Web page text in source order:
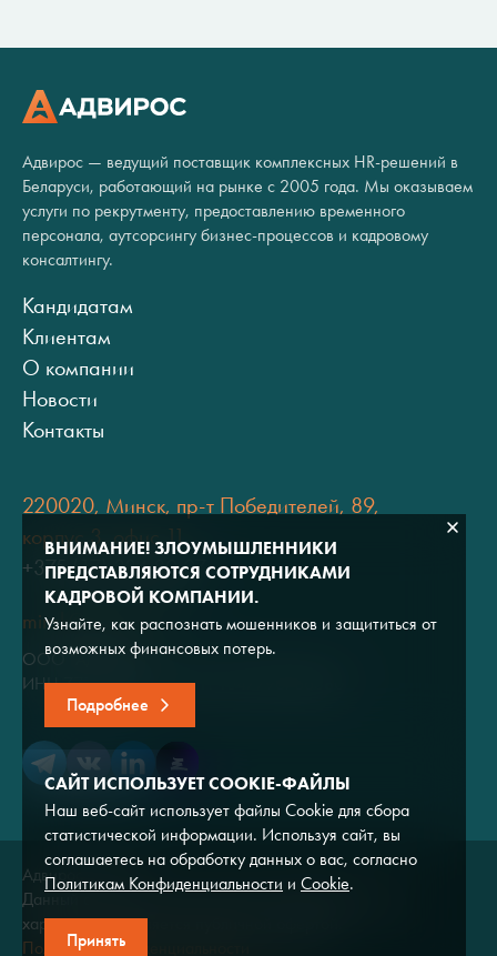
Адвирос — ведущий поставщик комплексных HR-решений в
Беларуси, работающий на рынке с 2005 года. Мы оказываем
услуги по рекрутменту, предоставлению временного
персонала, аутсорсингу бизнес-процессов и кадровому
консалтингу.
Кандидатам
Клиентам
О компании
Новости
Контакты
220020, Минск, пр-т Победителей, 89,
корпус 3, офис 11
+375 (17) 334 80 07
minsk@adviros.by
ООО "Адвирос"
ИНН 7714572528 / ОГРН 1047796766380
Адвирос © 2026
Данный сайт носит исключительно информационный
характер и не является публичной офертой.
Политика конфиденциальности
ВНИМАНИЕ! ЗЛОУМЫШЛЕННИКИ
ПРЕДСТАВЛЯЮТСЯ СОТРУДНИКАМИ
КАДРОВОЙ КОМПАНИИ.
Узнайте, как распознать мошенников и защититься от
возможных финансовых потерь.
Подробнее
САЙТ ИСПОЛЬЗУЕТ COOKIE-ФАЙЛЫ
Наш веб-сайт использует файлы Cookie для сбора
статистической информации. Используя сайт, вы
соглашаетесь на обработку данных о вас, согласно
Политикам Конфиденциальности и Cookie.
Принять